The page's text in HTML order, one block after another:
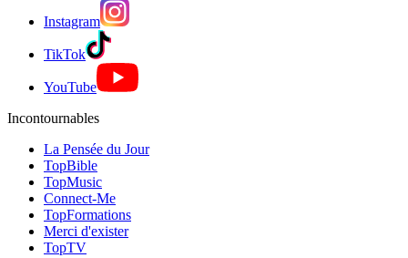
Instagram
TikTok
YouTube
Incontournables
La Pensée du Jour
TopBible
TopMusic
Connect-Me
TopFormations
Merci d'exister
TopTV